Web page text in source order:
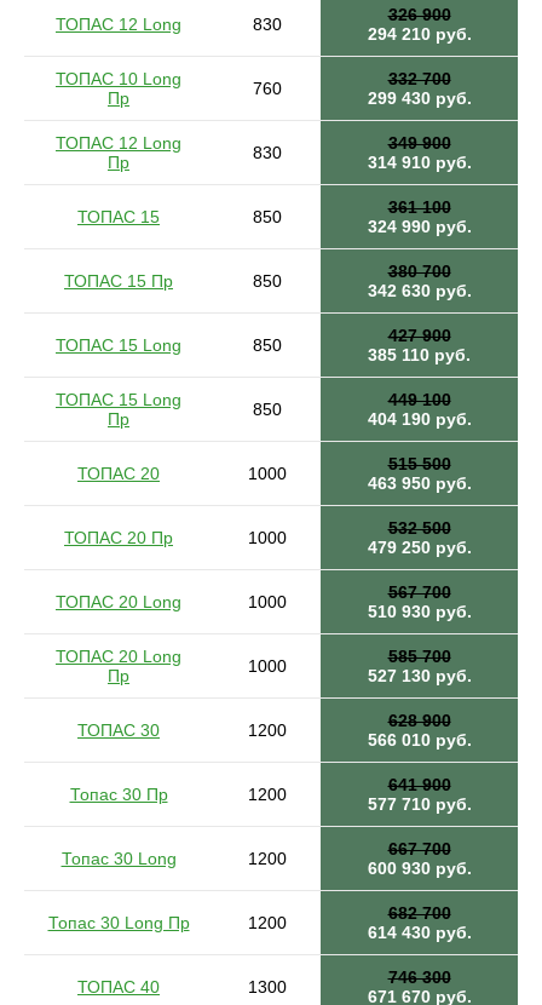
ТОПАС 12 Long 830
326 900
294 210 руб.
ТОПАС 10 Long
Пр
760
332 700
299 430 руб.
ТОПАС 12 Long
Пр
830
349 900
314 910 руб.
ТОПАС 15 850
361 100
324 990 руб.
ТОПАС 15 Пр 850
380 700
342 630 руб.
ТОПАС 15 Long 850
427 900
385 110 руб.
ТОПАС 15 Long
Пр
850
449 100
404 190 руб.
ТОПАС 20 1000
515 500
463 950 руб.
ТОПАС 20 Пр 1000
532 500
479 250 руб.
ТОПАС 20 Long 1000
567 700
510 930 руб.
ТОПАС 20 Long
Пр
1000
585 700
527 130 руб.
ТОПАС 30 1200
628 900
566 010 руб.
Топас 30 Пр 1200
641 900
577 710 руб.
Топас 30 Long 1200
667 700
600 930 руб.
Топас 30 Long Пр 1200
682 700
614 430 руб.
ТОПАС 40 1300
746 300
671 670 руб.